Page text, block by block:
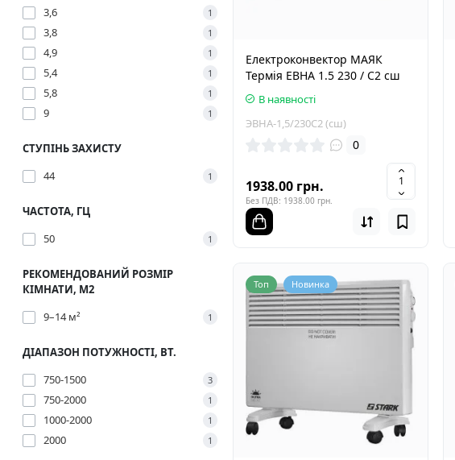
3,6 1
3,8 1
4,9 1
5,4 1
5,8 1
9 1
СТУПІНЬ ЗАХИСТУ
44
1
ЧАСТОТА, ГЦ
50
1
РЕКОМЕНДОВАНИЙ РОЗМІР
КІМНАТИ, М2
9–14 м²
1
ДІАПАЗОН ПОТУЖНОСТІ, ВТ.
750-1500
3
750-2000 1
1000-2000 1
2000 1
Електроконвектор МАЯК
Термія ЕВНА 1.5 230 / C2 сш
В наявності
ЭВНА-1,5/230С2 (сш)
0
1938.00 грн.
Без ПДВ: 1938.00 грн.
Топ Новинка